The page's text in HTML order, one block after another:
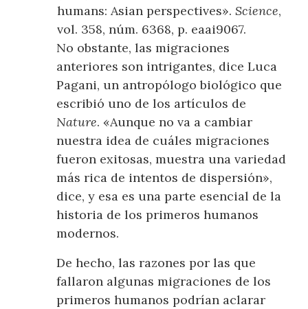
humans: Asian perspectives». Science,
vol. 358, núm. 6368, p. eaai9067.
No obstante, las migraciones
anteriores son intrigantes, dice Luca
Pagani, un antropólogo biológico que
escribió uno de los artículos de
Nature. «Aunque no va a cambiar
nuestra idea de cuáles migraciones
fueron exitosas, muestra una variedad
más rica de intentos de dispersión»,
dice, y esa es una parte esencial de la
historia de los primeros humanos
modernos.
De hecho, las razones por las que
fallaron algunas migraciones de los
primeros humanos podrían aclarar